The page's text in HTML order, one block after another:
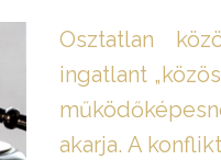
Osztatlan
ingatlant
akarja. A